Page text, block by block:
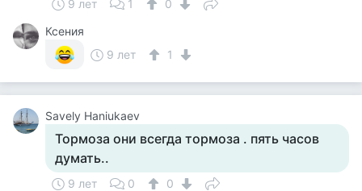
9 лет 1
0
Ксения
9 лет
1
Savely Haniukaev
Тормоза они всегда тормоза . пять часов
думать..
9 лет 0 0